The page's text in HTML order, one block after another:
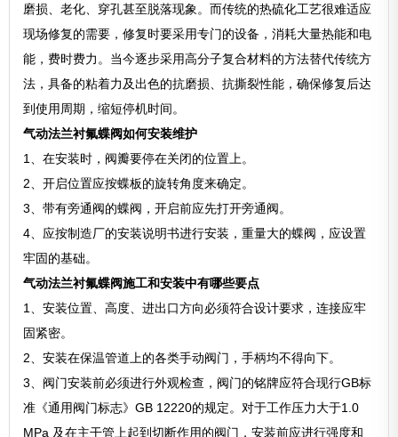
磨损、老化、穿孔甚至脱落现象。而传统的热硫化工艺很难适应
现场修复的需要，修复时要采用专门的设备，消耗大量热能和电
能，费时费力。当今逐步采用高分子复合材料的方法替代传统方
法，具备的粘着力及出色的抗磨损、抗撕裂性能，确保修复后达
到使用周期，缩短停机时间。
气动法兰衬氟蝶阀如何安装维护
1、在安装时，阀瓣要停在关闭的位置上。
2、开启位置应按蝶板的旋转角度来确定。
3、带有旁通阀的蝶阀，开启前应先打开旁通阀。
4、应按制造厂的安装说明书进行安装，重量大的蝶阀，应设置
牢固的基础。
气动法兰衬氟蝶阀施工和安装中有哪些要点
1、安装位置、高度、进出口方向必须符合设计要求，连接应牢
固紧密。
2、安装在保温管道上的各类手动阀门，手柄均不得向下。
3、阀门安装前必须进行外观检查，阀门的铭牌应符合现行GB标
准《通用阀门标志》GB 12220的规定。对于工作压力大于1.0
MPa 及在主干管上起到切断作用的阀门，安装前应进行强度和